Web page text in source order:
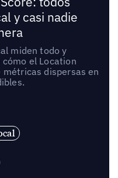
y casi nadie
miden todo y
el Location
dispersas en